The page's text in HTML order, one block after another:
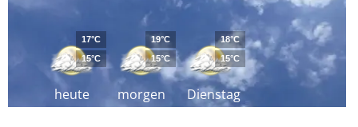
heute
17°C
15°C
morgen
19°C
15°C
Dienstag
18°C
15°C